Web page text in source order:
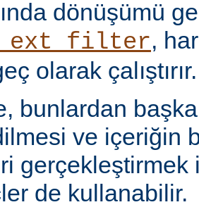
dönüşümü
,
olarak çalıştırır.
bunlardan
ve içeriğin
gerçekleştirmek
de kullanabilir.